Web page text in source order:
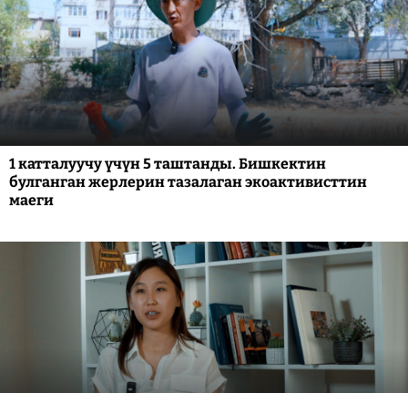
1 катталуучу үчүн 5 таштанды. Бишкектин
булганган жерлерин тазалаган экоактивисттин
маеги